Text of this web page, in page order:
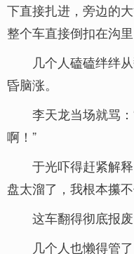
下直接扎进，旁边的
整个车直接倒扣在沟里
几个人磕磕绊绊
昏脑涨。
李天龙当场就骂
啊！”
于光吓得赶紧解
盘太溜了，我根本攥
这车翻得彻底报
几个人也懒得管